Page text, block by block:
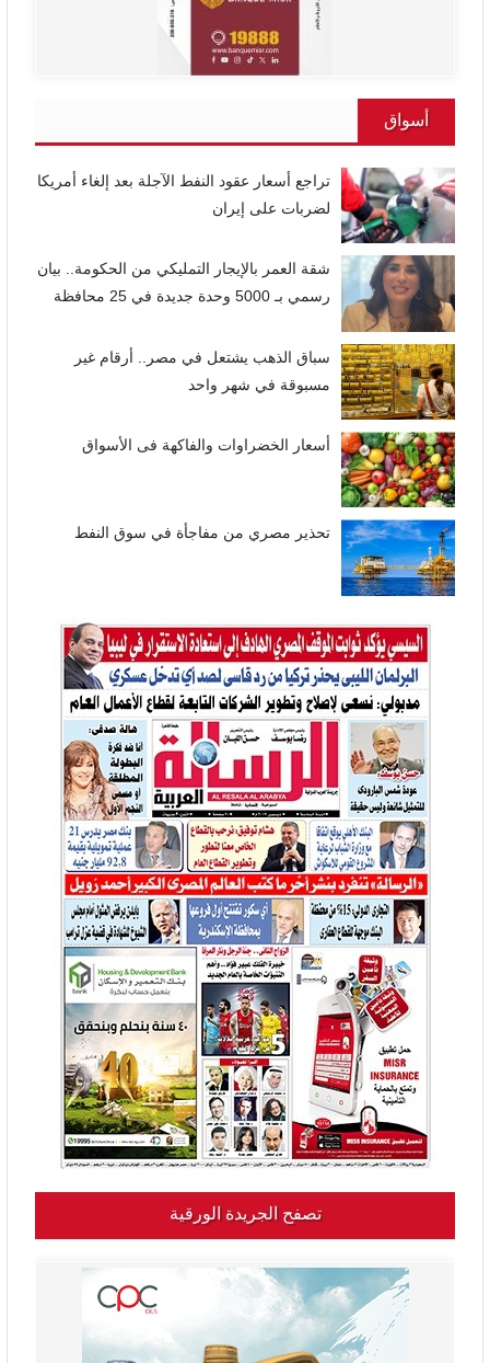
أسواق
تراجع أسعار عقود النفط الآجلة بعد إلغاء أمريكا
لضربات على إيران
شقة العمر بالإيجار التمليكي من الحكومة.. بيان
رسمي بـ 5000 وحدة جديدة في 25 محافظة
سباق الذهب يشتعل في مصر.. أرقام غير
مسبوقة في شهر واحد
أسعار الخضراوات والفاكهة فى الأسواق
تحذير مصري من مفاجأة في سوق النفط
تصفح الجريدة الورقية